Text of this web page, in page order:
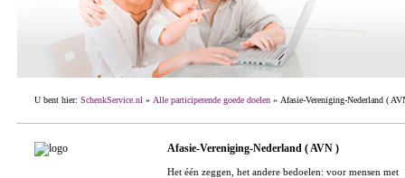
U bent hier: SchenkService.nl » Alle participerende goede doelen» Afasie-Vereniging-Nederland (
Afasie-Vereniging-Nederland ( AVN )
Het één zeggen, het andere bedoelen: voor mensen met